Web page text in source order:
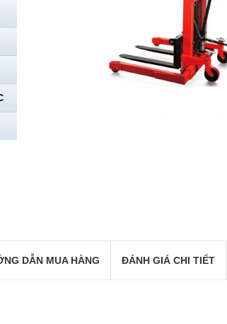
DẪN MUA HÀNG ĐÁNH GIÁ CHI TIẾT